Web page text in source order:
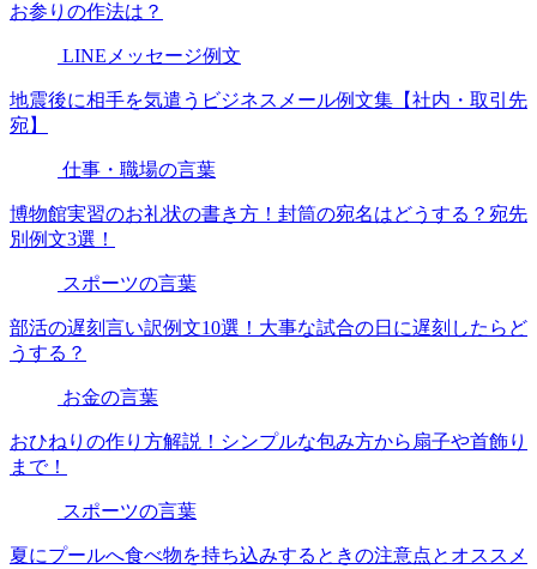
お参りの作法は？
LINEメッセージ例文
地震後に相手を気遣うビジネスメール例文集【社内・取引先
宛】
仕事・職場の言葉
博物館実習のお礼状の書き方！封筒の宛名はどうする？宛先
別例文3選！
スポーツの言葉
部活の遅刻言い訳例文10選！大事な試合の日に遅刻したらど
うする？
お金の言葉
おひねりの作り方解説！シンプルな包み方から扇子や首飾り
まで！
スポーツの言葉
夏にプールへ食べ物を持ち込みするときの注意点とオススメ